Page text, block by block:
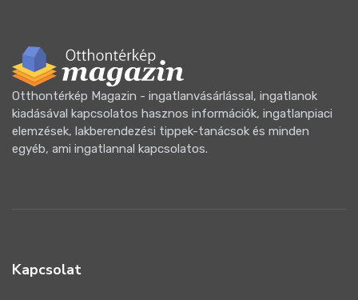
Otthontérkép Magazin - ingatlanvásárlással, ingatlanok
kiadásával kapcsolatos hasznos információk, ingatlanpiaci
elemzések, lakberendezési tippek-tanácsok és minden
egyéb, ami ingatlannal kapcsolatos.
Kapcsolat